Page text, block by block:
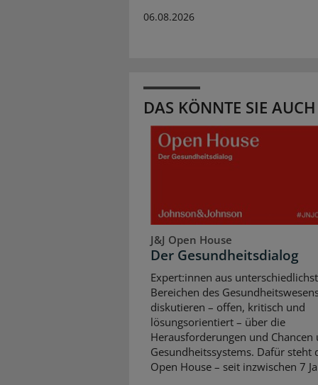
06.08.2026
DAS KÖNNTE SIE
J&J Open House
Der Gesundheitsdialog
Expert:innen aus
Bereichen des
diskutieren – offen, kritisch und
lösungsorientiert – über die
Herausforderungen und Chancen
Gesundheitssystems. Dafür steht
Open House – seit inzwischen 7